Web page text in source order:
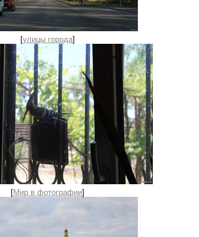
[улицы города]
[Мир в фотографии]